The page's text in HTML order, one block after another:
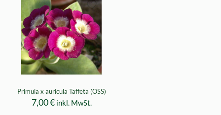
Primula x auricula Taffeta (OSS)
7,00€ inkl. MwSt.